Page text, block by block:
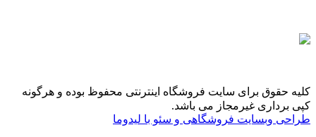
کلیه حقوق برای سایت فروشگاه اینترنتی محفوظ بوده و هرگونه
کپی برداری غیرمجاز می باشد.
طراحی وبسایت فروشگاهی و سئو با لیدوما